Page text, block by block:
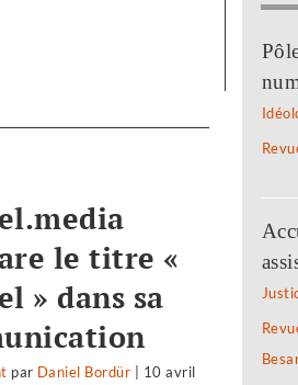
le titre «
» dans sa
par Daniel Bordür
10 avril